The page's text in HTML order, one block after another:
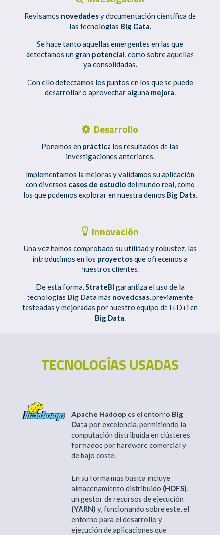
Revisamos novedadesy documentación científica de
las tecnologías Big Data.
Se hace tanto aquellas emergentes en las que
detectamos un gran potencial, como sobre aquellas
ya consolidadas.
Con ello detectamos los puntos en los que se puede
desarrollar o aprovechar alguna mejora.
Desarrollo
Ponemos en práctica los resultados de las
investigaciones anteriores.
Implementamos la mejoras y validamos su aplicación
con diversos casos de estudiodel mundo real, como
los que podemos explorar en nuestra demos Big Data.
Innovación
Una vez hemos comprobado su utilidad y robustez, las
introducimos en los proyectosque ofrecemos a
nuestros clientes.
De esta forma,StrateBI garantiza el uso de la
tecnologías Big Data más novedosas, previamente
testeadas y mejoradas por nuestro equipo de I+D+i en
Big Data.
TECNOLOGÍAS USADAS
Apache Hadoop es el entorno Big
Data por excelencia, permitiendo la
computación distribuida en clústeres
formados por hardware comercial y
de bajo coste.
En su forma más básica incluye
almacenamiento distribuido (HDFS),
un gestor de recursos de ejecución
(YARN) y, funcionando sobre este, el
entorno para el desarrollo y
ejecución de aplicaciones que